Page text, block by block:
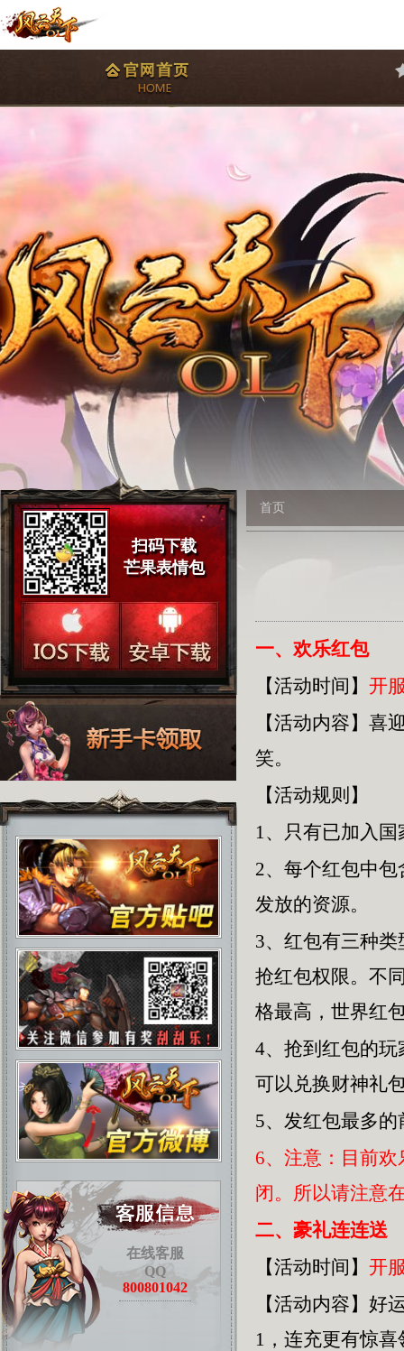
扫码下载
芒果表情包
在线客服
QQ
800801042
首页
一、欢乐红包
【活动时间】 开
【活动内容】 喜
笑。
【活动规则】
1、只有已加入
2、每个红包中
发放的资源。
3、红包有三种
抢红包权限。不
格最高，世界红
4、抢到红包的
可以兑换财神礼
5、发红包最多
6、注意：目前
闭。所以请注意
二、豪礼连连送
【活动时间】 开
【活动内容】好
1，连充更有惊